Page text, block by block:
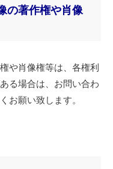
の著作権や肖像
や肖像権等は、各権利
る場合は、お問い合わ
お願い致します。